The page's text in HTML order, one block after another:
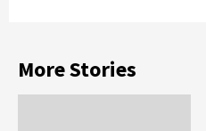
More Stories